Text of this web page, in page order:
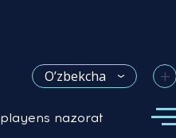
O’zbekcha +
nazorat